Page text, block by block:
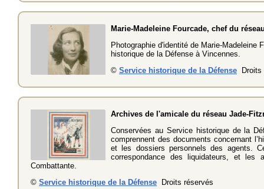
Marie-Madeleine Fourcade, chef du
Photographie d'identité de Marie-
historique de la Défense à Vincennes.
© Service historique de la Défense Droits
Archives de l'amicale du réseau Jade-
Conservées au Service historique de la
comprennent des documents concernant
et les dossiers personnels des agents.
correspondance des liquidateurs, et
Combattante.
© Service historique de la Défense Droits réservés